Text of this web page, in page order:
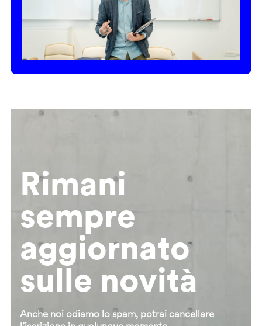
Rimani
sempre
aggiornato
sulle novità
Anche noi odiamo lo spam, potrai cancellare